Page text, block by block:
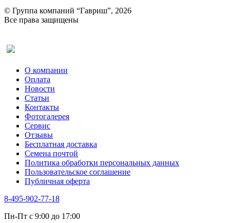
© Группа компаний “Гавриш”, 2026
Все права защищены
О компании
Оплата
Новости
Статьи
Контакты
Фотогалерея​
Сервис
Отзывы
Бесплатная доставка
Семена почтой
Политика обработки персональных данных
Пользовательское соглашение
Публичная оферта
8-495-902-77-18
Пн-Пт с 9:00 до 17:00